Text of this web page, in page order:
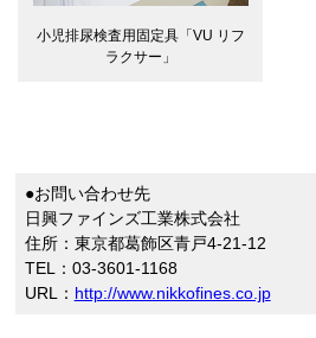
小児排尿検査用固定具「VU リフ
ラクサー」
●お問い合わせ先
日興ファインズ工業株式会社
住所：東京都葛飾区青戸4-21-12
TEL：03-3601-1168
URL： http://www.nikkofines.co.jp